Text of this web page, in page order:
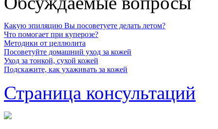
Какую эпиляцию Вы посоветуете делать летом?
Что помогает при куперозе?
Методики от целлюлита
Посоветуйте домашний уход за кожей
Уход за тонкой, сухой кожей
Подскажите, как ухаживать за кожей
Страница консультаций